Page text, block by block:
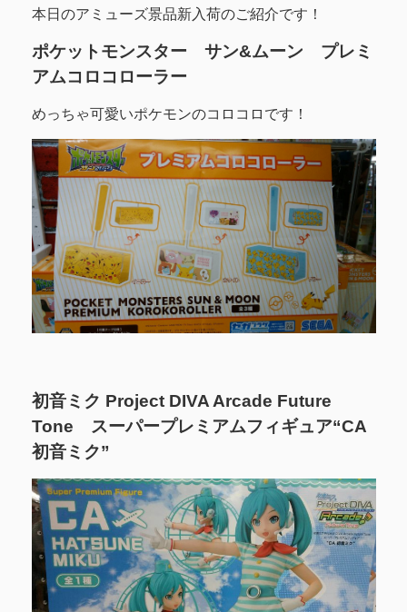
本日のアミューズ景品新入荷のご紹介です！
ポケットモンスター サン&ムーン プレミ
アムコロコローラー
めっちゃ可愛いポケモンのコロコロです！
初音ミク Project DIVA Arcade Future
Tone スーパープレミアムフィギュア“CA
初音ミク”